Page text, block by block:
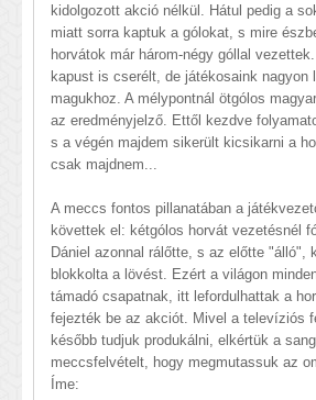
kidolgozott akció nélkül. Hátul pedig a
miatt sorra kaptuk a gólokat, s mire
horvátok már három-négy góllal
kapust is cserélt, de játékosaink nagyon
magukhoz. A mélypontnál ötgólos
az eredményjelző. Ettől kezdve
s a végén majdem sikerült kicsikarni a
csak majdnem...
A meccs fontos pillanatában a
követtek el: kétgólos horvát vezetésnél
Dániel azonnal rálőtte, s az előtte "álló",
blokkolta a lövést. Ezért a világon
támadó csapatnak, itt lefordulhattak a
fejezték be az akciót. Mivel a televíziós
később tudjuk produkálni, elkértük a
meccsfelvételt, hogy megmutassuk az
Íme: